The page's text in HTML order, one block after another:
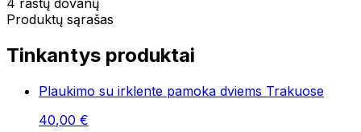
4 rastų dovanų
Produktų sąrašas
Tinkantys produktai
Plaukimo su irklente pamoka dviems Trakuose
40,00 €